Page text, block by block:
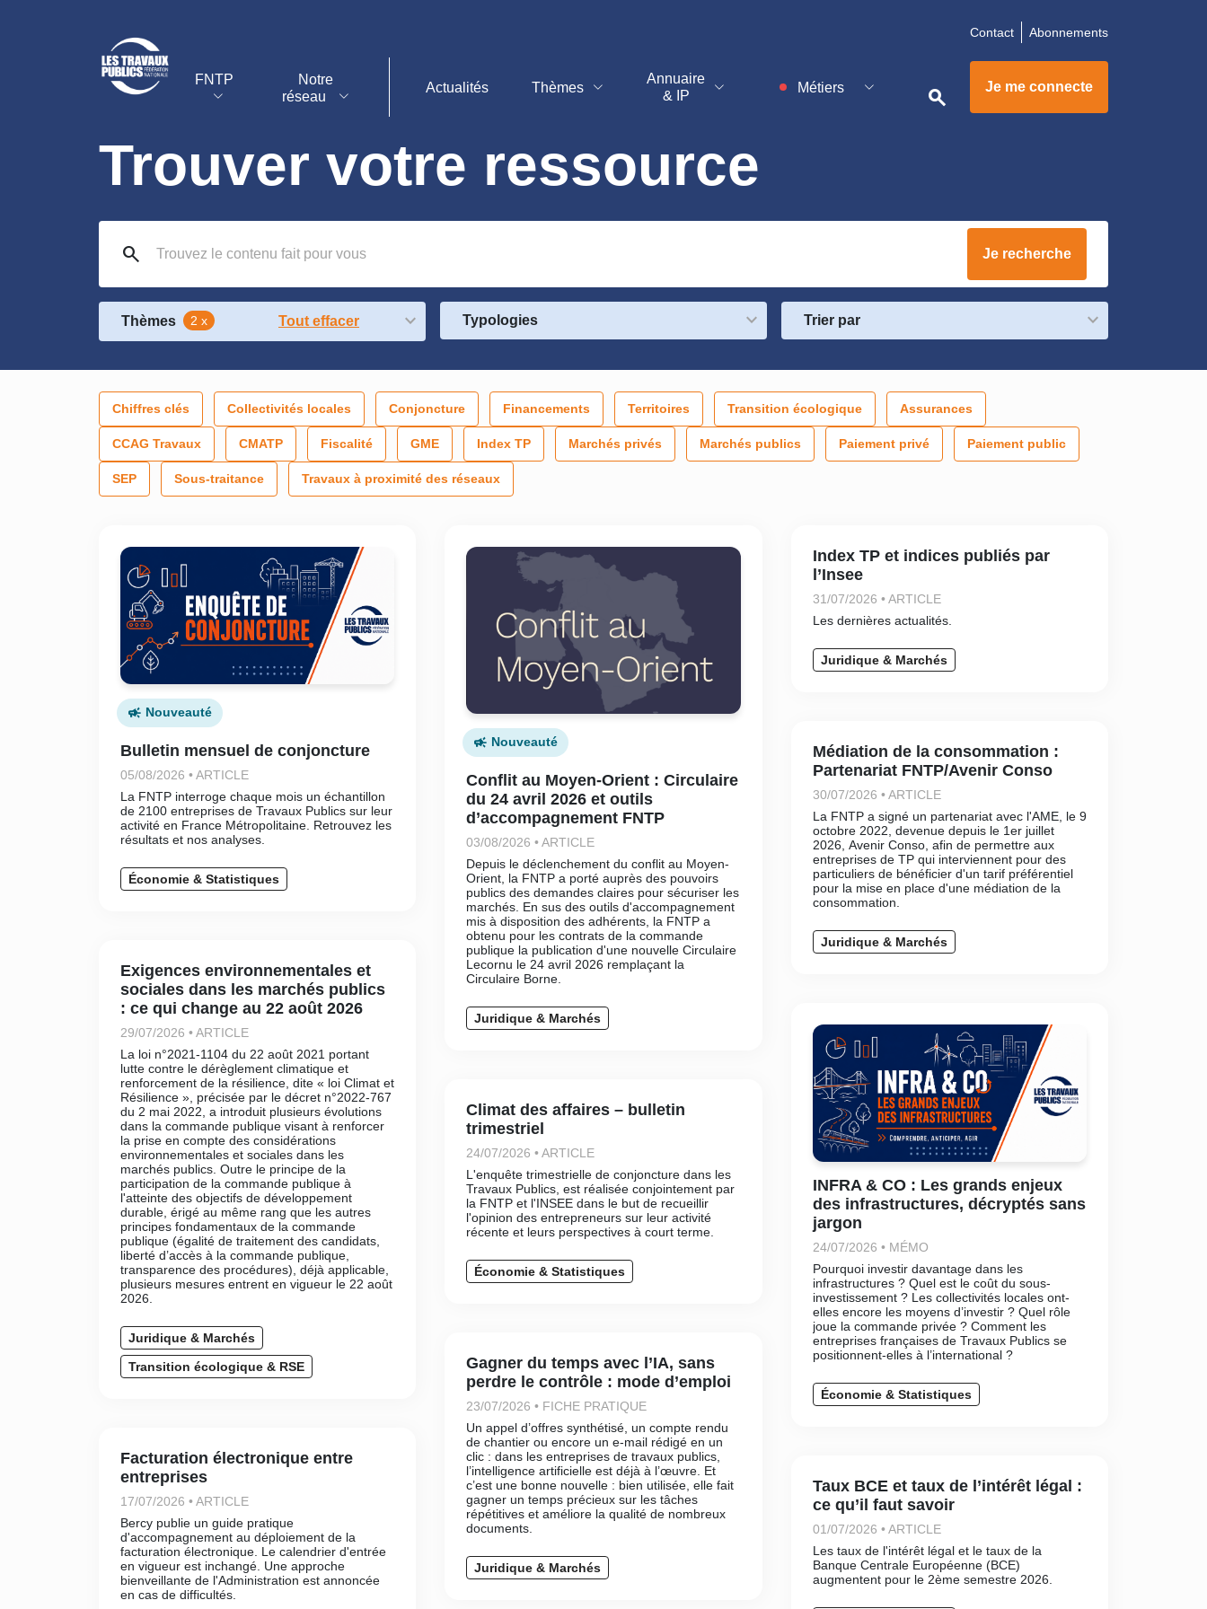
Contact Abonnements
FNTP
Notre
réseau
Actualités Thèmes
Annuaire
& IP
Métiers search Je me connecte
Trouver votre ressource
search Je recherche
Thèmes 2 x Tout effacer Typologies Trier par
Chiffres clés Collectivités locales Conjoncture Financements Territoires Transition écologique Assurances
CCAG Travaux CMATP Fiscalité GME Index TP Marchés privés Marchés publics Paiement privé Paiement public
SEP Sous-traitance Travaux à proximité des réseaux
Nouveauté
Bulletin mensuel de conjoncture
05/08/2026 • ARTICLE
La FNTP interroge chaque mois un échantillon
de 2100 entreprises de Travaux Publics sur leur
activité en France Métropolitaine. Retrouvez les
résultats et nos analyses.
Économie & Statistiques
Nouveauté
Conflit au Moyen-Orient : Circulaire
du 24 avril 2026 et outils
d’accompagnement FNTP
03/08/2026 • ARTICLE
Depuis le déclenchement du conflit au Moyen-
Orient, la FNTP a porté auprès des pouvoirs
publics des demandes claires pour sécuriser les
marchés. En sus des outils d'accompagnement
mis à disposition des adhérents, la FNTP a
obtenu pour les contrats de la commande
publique la publication d'une nouvelle Circulaire
Lecornu le 24 avril 2026 remplaçant la
Circulaire Borne.
Juridique & Marchés
Index TP et indices publiés par
l’Insee
31/07/2026 • ARTICLE
Les dernières actualités.
Juridique & Marchés
Médiation de la consommation :
Partenariat FNTP/Avenir Conso
30/07/2026 • ARTICLE
La FNTP a signé un partenariat avec l'AME, le 9
octobre 2022, devenue depuis le 1er juillet
2026, Avenir Conso, afin de permettre aux
entreprises de TP qui interviennent pour des
particuliers de bénéficier d'un tarif préférentiel
pour la mise en place d'une médiation de la
consommation.
Juridique & Marchés
Exigences environnementales et
sociales dans les marchés publics
: ce qui change au 22 août 2026
29/07/2026 • ARTICLE
La loi n°2021-1104 du 22 août 2021 portant
lutte contre le dérèglement climatique et
renforcement de la résilience, dite « loi Climat et
Résilience », précisée par le décret n°2022-767
du 2 mai 2022, a introduit plusieurs évolutions
dans la commande publique visant à renforcer
la prise en compte des considérations
environnementales et sociales dans les
marchés publics. Outre le principe de la
participation de la commande publique à
l'atteinte des objectifs de développement
durable, érigé au même rang que les autres
principes fondamentaux de la commande
publique (égalité de traitement des candidats,
liberté d’accès à la commande publique,
transparence des procédures), déjà applicable,
plusieurs mesures entrent en vigueur le 22 août
2026.
Juridique & Marchés
Transition écologique & RSE
INFRA & CO : Les grands enjeux
des infrastructures, décryptés sans
jargon
24/07/2026 • MÉMO
Pourquoi investir davantage dans les
infrastructures ? Quel est le coût du sous-
investissement ? Les collectivités locales ont-
elles encore les moyens d’investir ? Quel rôle
joue la commande privée ? Comment les
entreprises françaises de Travaux Publics se
positionnent-elles à l’international ?
Économie & Statistiques
Climat des affaires – bulletin
trimestriel
24/07/2026 • ARTICLE
L'enquête trimestrielle de conjoncture dans les
Travaux Publics, est réalisée conjointement par
la FNTP et l'INSEE dans le but de recueillir
l'opinion des entrepreneurs sur leur activité
récente et leurs perspectives à court terme.
Économie & Statistiques
Gagner du temps avec l’IA, sans
perdre le contrôle : mode d’emploi
23/07/2026 • FICHE PRATIQUE
Un appel d’offres synthétisé, un compte rendu
de chantier ou encore un e-mail rédigé en un
clic : dans les entreprises de travaux publics,
l’intelligence artificielle est déjà à l’œuvre. Et
c’est une bonne nouvelle : bien utilisée, elle fait
gagner un temps précieux sur les tâches
répétitives et améliore la qualité de nombreux
documents.
Juridique & Marchés
Facturation électronique entre
entreprises
17/07/2026 • ARTICLE
Bercy publie un guide pratique
d'accompagnement au déploiement de la
facturation électronique. Le calendrier d'entrée
en vigueur est inchangé. Une approche
bienveillante de l'Administration est annoncée
en cas de difficultés.
Taux BCE et taux de l’intérêt légal :
ce qu’il faut savoir
01/07/2026 • ARTICLE
Les taux de l'intérêt légal et le taux de la
Banque Centrale Européenne (BCE)
augmentent pour le 2ème semestre 2026.